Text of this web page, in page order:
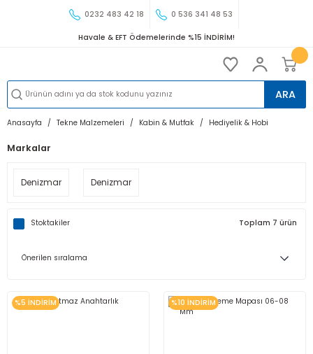
0232 483 42 18 0 536 341 48 53
Havale & EFT Ödemelerinde %15 İNDİRİM!
ARA
Anasayfa Tekne Malzemeleri Kabin & Mutfak Hediyelik & Hobi
Markalar
Denizmar Denizmar
Stoktakiler Toplam 7 ürün
%5 İNDİRİM %10 İNDİRİM